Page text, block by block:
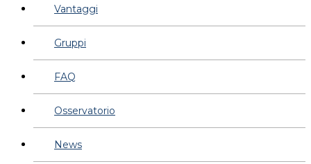
Vantaggi
Gruppi
FAQ
Osservatorio
News